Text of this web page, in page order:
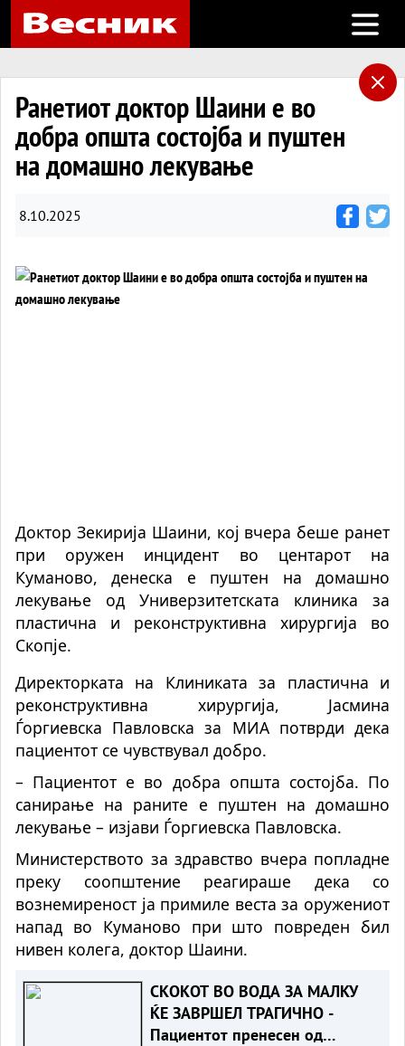
Open
Ранетиот доктор Шаини е во
добра општа состојба и пуштен
на домашно лекување
8.10.2025
Доктор Зекирија Шаини, кој вчера беше ранет
при оружен инцидент во центарот на
Куманово, денеска е пуштен на домашно
лекување од Универзитетската клиника за
пластична и реконструктивна хирургија во
Скопје.
Директорката на Клиниката за пластична и
реконструктивна хирургија, Јасмина
Ѓоргиевска Павловска за МИА потврди дека
пациентот се чувствувал добро.
– Пациентот е во добра општа состојба. По
санирање на раните е пуштен на домашно
лекување – изјави Ѓоргиевска Павловска.
Министерството за здравство вчера попладне
преку соопштение реагираше дека со
вознемиреност ја примиле веста за оружениот
напад во Куманово при што повреден бил
нивен колега, доктор Шаини.
СКОКОТ ВО ВОДА ЗА МАЛКУ
ЌЕ ЗАВРШЕЛ ТРАГИЧНО -
Пациентот пренесен од